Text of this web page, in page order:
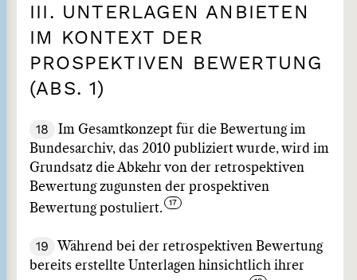
III. UNTERLAGEN ANBIETEN
IM KONTEXT DER
PROSPEKTIVEN BEWERTUNG
(ABS. 1)
18
Im Gesamtkonzept für die Bewertung im
Bundesarchiv, das 2010 publiziert wurde, wird im
Grundsatz die Abkehr von der retrospektiven
Bewertung zugunsten der prospektiven
Bewertung postuliert.
19
Während bei der retrospektiven Bewertung
bereits erstellte Unterlagen hinsichtlich ihrer